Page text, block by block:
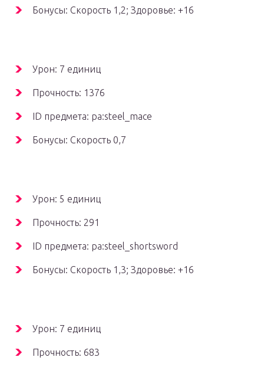
Бонусы: Скорость 1,2; Здоровье: +16
Урон: 7 единиц
Прочность: 1376
ID предмета: pa:steel_mace
Бонусы: Скорость 0,7
Урон: 5 единиц
Прочность: 291
ID предмета: pa:steel_shortsword
Бонусы: Скорость 1,3; Здоровье: +16
Урон: 7 единиц
Прочность: 683